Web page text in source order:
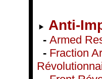
Anti-
- Armed
- Fraction